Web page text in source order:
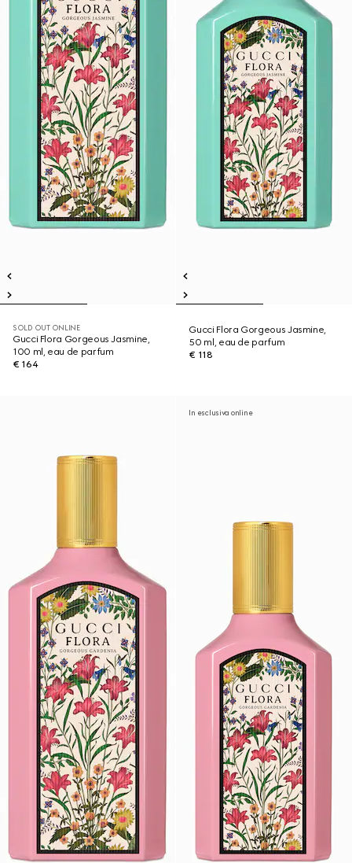
SOLD OUT ONLINE
Gucci Flora Gorgeous Jasmine,
100 ml, eau de parfum
€ 164
Gucci Flora Gorgeous Jasmine,
50 ml, eau de parfum
€ 118
In esclusiva online